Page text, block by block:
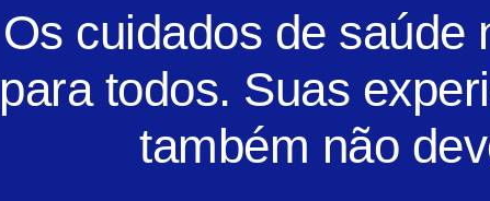
Os cuidados de saúde
para todos. Suas
também não